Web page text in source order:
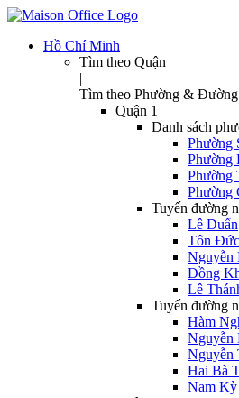
Hồ Chí Minh
Tìm theo Quận
|
Tìm theo Phường & Đường
Quận 1
Danh sách
Phường
Phường
Phường
Phường
Tuyến đường
Lê Duẩn
Tôn
Nguyễn
Đồng
Lê
Tuyến đường
Hàm
Nguyễn
Nguyễn
Hai Bà
Nam